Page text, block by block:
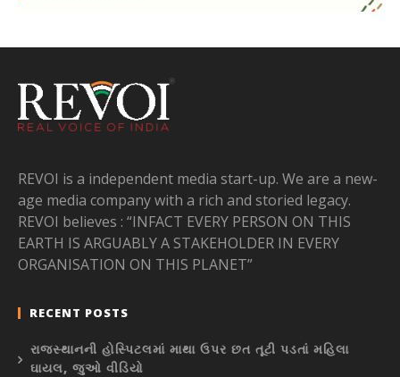
REVOI is a independent media start-up. We are a new-
age media company with a rich and storied legacy.
REVOI believes : “INFACT EVERY PERSON ON THIS
EARTH IS ARGUABLY A STAKEHOLDER IN EVERY
ORGANISATION ON THIS PLANET”
RECENT POSTS
રાજસ્થાનની હોસ્પિટલમાં માથા ઉપર છત તૂટી પડતાં મહિલા
ઘાયલ, જુઓ વીડિયો